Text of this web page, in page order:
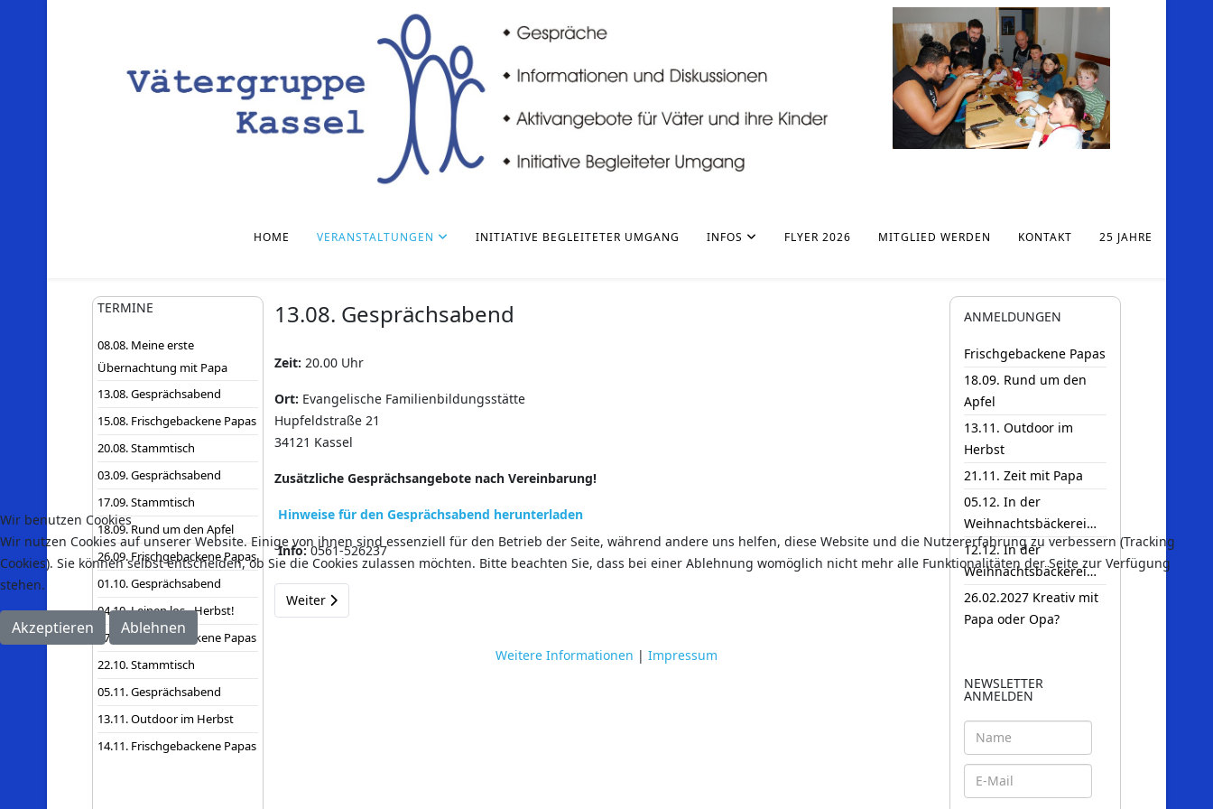
HOME VERANSTALTUNGEN INITIATIVE BEGLEITETER UMGANG INFOS FLYER 2026 MITGLIED WERDEN KONTAKT 25 JAHRE
TERMINE
08.08. Meine erste
Übernachtung mit Papa
13.08. Gesprächsabend
15.08. Frischgebackene Papas
20.08. Stammtisch
03.09. Gesprächsabend
17.09. Stammtisch
18.09. Rund um den Apfel
26.09. Frischgebackene Papas
01.10. Gesprächsabend
04.10. Leinen los - Herbst!
17.10. Frischgebackene Papas
22.10. Stammtisch
05.11. Gesprächsabend
13.11. Outdoor im Herbst
14.11. Frischgebackene Papas
13.08. Gesprächsabend
Zeit: 20.00 Uhr
Ort: Evangelische Familienbildungsstätte
Hupfeldstraße 21
34121 Kassel
Zusätzliche Gesprächsangebote nach Vereinbarung!
Hinweise für den Gesprächsabend herunterladen
Info:0561-526237
Nächster Beitrag: 03.09. Gesprächsabend
Weiter
ANMELDUNGEN
Frischgebackene Papas
18.09. Rund um den
Apfel
13.11. Outdoor im
Herbst
21.11. Zeit mit Papa
05.12. In der
Weihnachtsbäckerei…
12.12. In der
Weihnachtsbäckerei…
26.02.2027 Kreativ mit
Papa oder Opa?
NEWSLETTER
ANMELDEN
Wir benutzen Cookies
Wir nutzen Cookies auf unserer Website. Einige von ihnen sind essenziell für den Betrieb der Seite, während andere uns helfen, diese Website und die Nutzererfahrung zu verbessern (Tracking
Cookies). Sie können selbst entscheiden, ob Sie die Cookies zulassen möchten. Bitte beachten Sie, dass bei einer Ablehnung womöglich nicht mehr alle Funktionalitäten der Seite zur Verfügung
stehen.
Akzeptieren Ablehnen
Weitere Informationen | Impressum